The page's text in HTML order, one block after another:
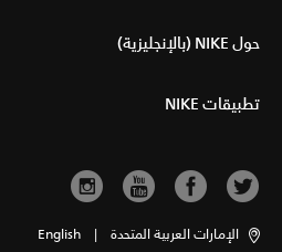
حول NIKE (بالإنجليزية)
تطبيقات NIKE
الإمارات العربية المتحدة |
English